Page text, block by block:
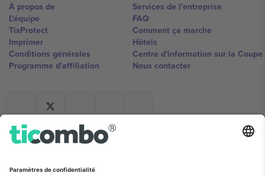
À propos de
L'équipe
TixProtect
Imprimer
Conditions générales
Programme d'affiliation
Services de l'entreprise
FAQ
Comment ça marche
Hôtels
Centre d'information sur la Coupe
Nous contacter